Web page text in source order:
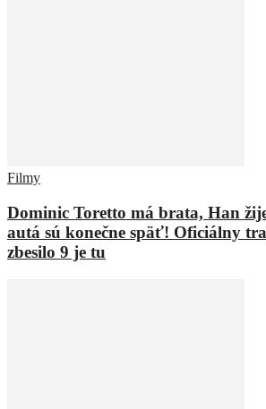
Filmy
Dominic Toretto má brata, Han
autá sú konečne späť! Oficiálny
zbesilo 9 je tu